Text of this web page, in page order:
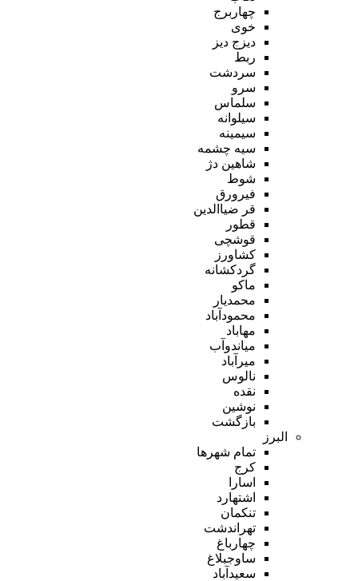
چهاربرج
خوی
دیزج دیز
ربط
سردشت
سرو
سلماس
سیلوانه
سیمینه
سیه چشمه
شاهین دژ
شوط
فیرورق
قر ضیاالدین
قطور
قوشچی
کشاورز
گردکشانه
ماکو
محمدیار
محمودآباد
مهاباد
میاندوآب
میرآباد
نالوس
نقده
نوشین
بازگشت
البرز
تمام شهر‌ها
کرج
اسارا
اشتهارد
تنکمان
تهراندشت
چهارباغ
ساوجبلاغ
سعیدآباد